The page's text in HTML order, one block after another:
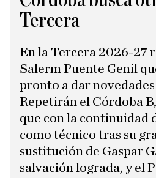
Tercera
En la Tercera 2026-27
Salerm Puente Genil
pronto a dar
Repetirán el Córdoba
que con la continuidad
como técnico tras su
sustitución de Gaspar
salvación lograda, y el